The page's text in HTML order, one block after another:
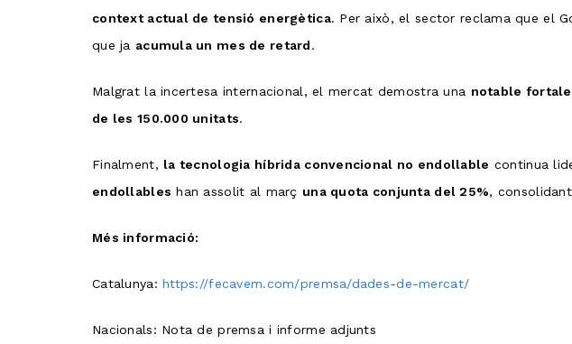
context actual de tensió energètica. Per això, el sector reclama que el
que ja acumula un mes de retard.
Malgrat la incertesa internacional, el mercat demostra una notable
de les 150.000 unitats.
Finalment, la tecnologia híbrida convencional no endollable continua
endollables han assolit al març una quota conjunta del 25%,
Més informació:
Catalunya:https://fecavem.com/premsa/dades-de-mercat/
Nacionals: Nota de premsa i informe adjunts